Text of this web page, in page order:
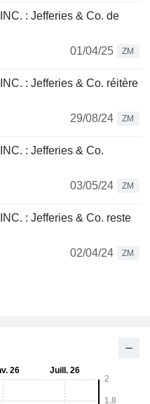
: Jefferies & Co. de
01/04/25
ZM
: Jefferies & Co. réitère
29/08/24
ZM
: Jefferies & Co.
03/05/24
ZM
: Jefferies & Co. reste
02/04/24
ZM